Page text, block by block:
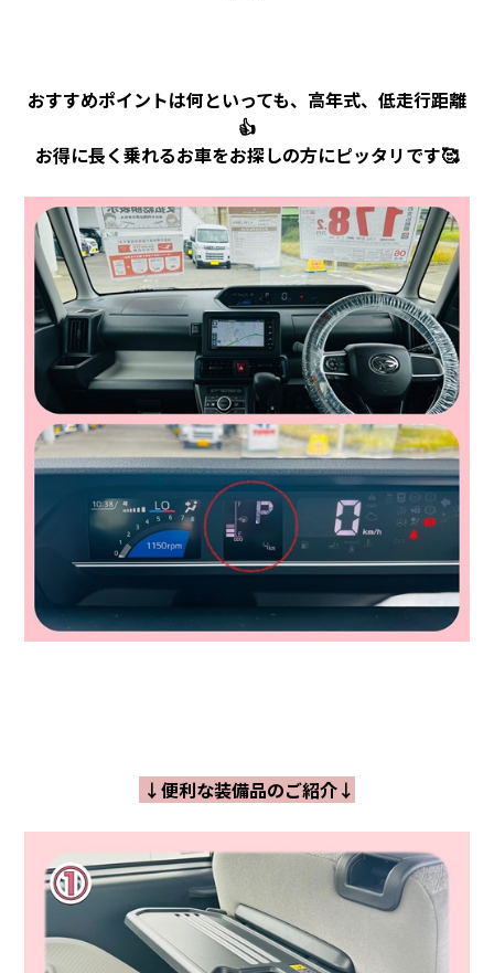
おすすめポイントは何といっても、高年式、低走行距離
👍
お得に長く乗れるお車をお探しの方にピッタリです🥰
↓便利な装備品のご紹介↓